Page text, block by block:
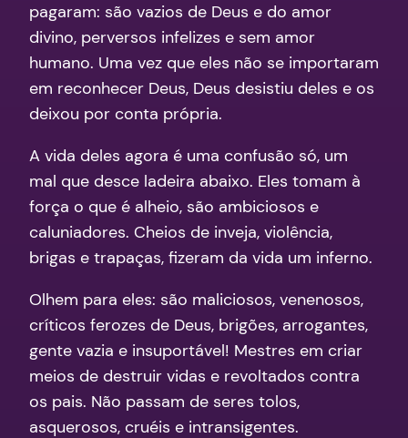
pagaram: são vazios de Deus e do amor
divino, perversos infelizes e sem amor
humano. Uma vez que eles não se importaram
em reconhecer Deus, Deus desistiu deles e os
deixou por conta própria.
A vida deles agora é uma confusão só, um
mal que desce ladeira abaixo. Eles tomam à
força o que é alheio, são ambiciosos e
caluniadores. Cheios de inveja, violência,
brigas e trapaças, fizeram da vida um inferno.
Olhem para eles: são maliciosos, venenosos,
críticos ferozes de Deus, brigões, arrogantes,
gente vazia e insuportável! Mestres em criar
meios de destruir vidas e revoltados contra
os pais. Não passam de seres tolos,
asquerosos, cruéis e intransigentes.